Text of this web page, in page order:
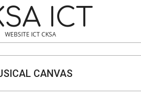
ICT
WEBSITE ICT CKSA
CANVAS